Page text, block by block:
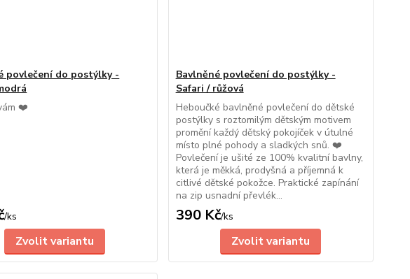
povlečení do postýlky -
❤️
/ks
Zvolit variantu
Bavlněné povlečení do postýlky -
Safari / růžová
Heboučké bavlněné povlečení do dětské
postýlky s roztomilým dětským motivem
promění každý dětský pokojíček v útulné
místo plné pohody a sladkých snů. ❤️
Povlečení je ušité ze 100% kvalitní bavlny,
která je měkká, prodyšná a příjemná k
citlivé dětské pokožce. Praktické zapínání
na zip usnadní převlék...
390 Kč/ks
Zvolit variantu